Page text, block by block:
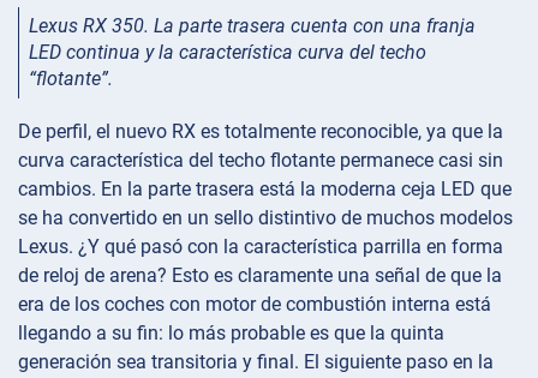
Lexus RX 350. La parte trasera cuenta con una franja
LED continua y la característica curva del techo
“flotante”.
De perfil, el nuevo RX es totalmente reconocible, ya que la
curva característica del techo flotante permanece casi sin
cambios. En la parte trasera está la moderna ceja LED que
se ha convertido en un sello distintivo de muchos modelos
Lexus. ¿Y qué pasó con la característica parrilla en forma
de reloj de arena? Esto es claramente una señal de que la
era de los coches con motor de combustión interna está
llegando a su fin: lo más probable es que la quinta
generación sea transitoria y final. El siguiente paso en la